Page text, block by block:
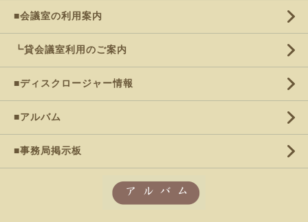
■会議室の利用案内
┗貸会議室利用のご案内
■ディスクロージャー情報
■アルバム
■事務局掲示板